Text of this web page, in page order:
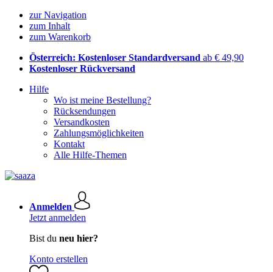
zur Navigation
zum Inhalt
zum Warenkorb
Österreich: Kostenloser Standardversand ab € 49,90
Kostenloser Rückversand
Hilfe
Wo ist meine Bestellung?
Rücksendungen
Versandkosten
Zahlungsmöglichkeiten
Kontakt
Alle Hilfe-Themen
Anmelden
Jetzt anmelden
Bist du neu hier?
Konto erstellen